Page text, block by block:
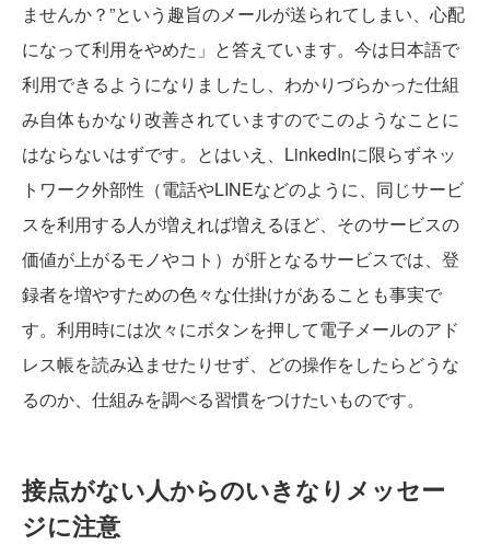
ませんか？”という趣旨のメールが送られてしまい、心配
になって利用をやめた」と答えています。今は日本語で
利用できるようになりましたし、わかりづらかった仕組
み自体もかなり改善されていますのでこのようなことに
はならないはずです。とはいえ、LinkedInに限らずネッ
トワーク外部性（電話やLINEなどのように、同じサービ
スを利用する人が増えれば増えるほど、そのサービスの
価値が上がるモノやコト）が肝となるサービスでは、登
録者を増やすための色々な仕掛けがあることも事実で
す。利用時には次々にボタンを押して電子メールのアド
レス帳を読み込ませたりせず、どの操作をしたらどうな
るのか、仕組みを調べる習慣をつけたいものです。
接点がない人からのいきなりメッセー
ジに注意